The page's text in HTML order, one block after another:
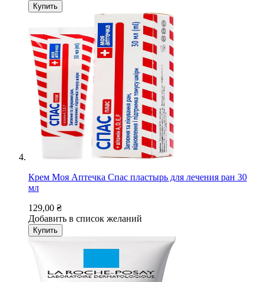
Купить
Крем Моя Аптечка Спас пластырь для лечения ран 30
мл
129,00 ₴
Добавить в список желаний
Купить